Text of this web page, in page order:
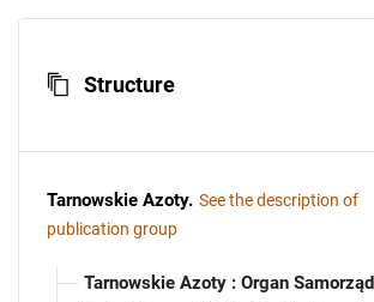
Structure
Tarnowskie Azoty. See the description of
publication group
Tarnowskie Azoty : Organ